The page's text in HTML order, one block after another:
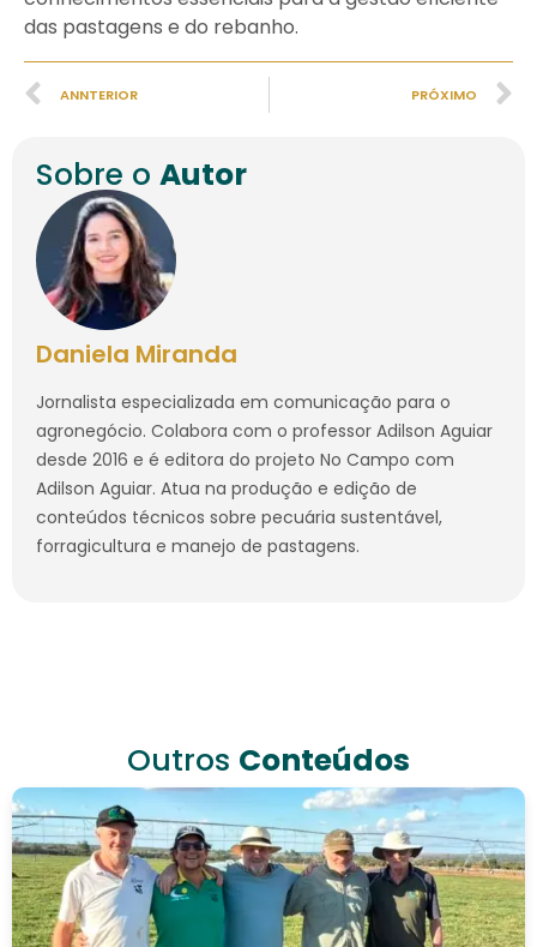
das pastagens e do rebanho.
ANNTERIOR PRÓXIMO
Sobre o Autor
Daniela Miranda
Jornalista especializada em comunicação para o
agronegócio. Colabora com o professor Adilson Aguiar
desde 2016 e é editora do projeto No Campo com
Adilson Aguiar. Atua na produção e edição de
conteúdos técnicos sobre pecuária sustentável,
forragicultura e manejo de pastagens.
Outros Conteúdos